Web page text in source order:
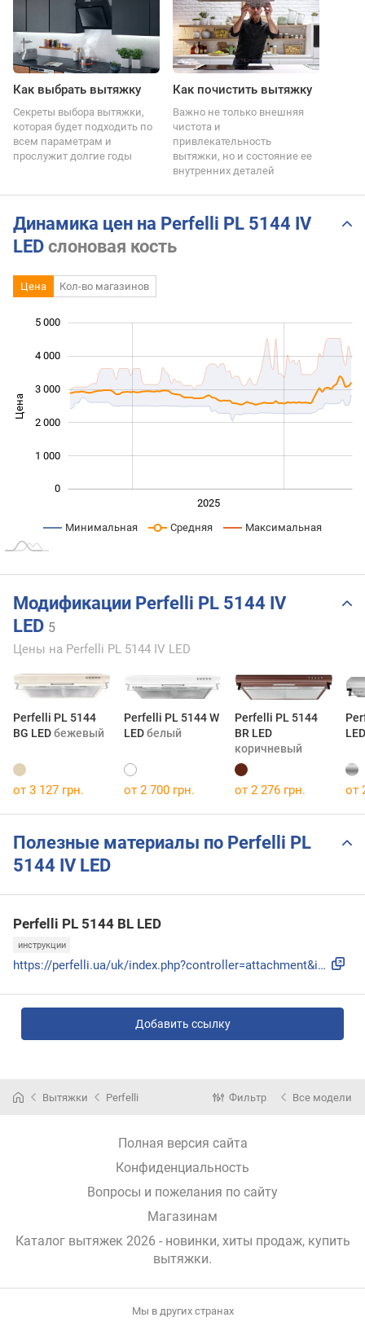
Как выбрать вытяжку
Секреты выбора вытяжки,
которая будет подходить по
всем параметрам и
прослужит долгие годы
Как почистить вытяжку
Важно не только внешняя
чистота и
привлекательность
вытяжки, но и состояние ее
внутренних деталей
Динамика цен на Perfelli PL 5144 IV
LED слоновая кость
Цена Кол-во магазинов
Цена
0
1 000
2 000
3 000
4 000
5 000
2025
Минимальная Средняя Максимальная
Модификации Perfelli PL 5144 IV
LED 5
Цены на Perfelli PL 5144 IV LED
Perfelli PL 5144
BG LEDбежевый
Perfelli PL 5144 W
LEDбелый
Perfelli PL 5144
BR LED
коричневый
от 3 127 грн. от 2 700 грн. от 2 276 грн. от
Полезные материалы по Perfelli PL
5144 IV LED
Perfelli PL 5144 BL LED
инструкции
https://perfelli.ua/uk/index.php?controller=attachment&id_a...
Добавить ссылку
Вытяжки Perfelli Фильтр Все модели
Полная версия сайта
Конфиденциальность
Вопросы и пожелания по сайту
Магазинам
Каталог вытяжек 2026 - новинки, хиты продаж, купить
вытяжки.
Мы в других странах